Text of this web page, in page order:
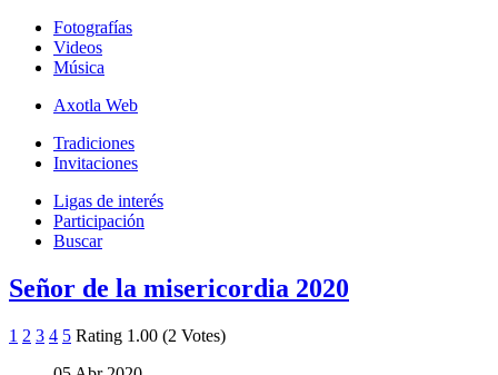
Fotografías
Videos
Música
Axotla Web
Tradiciones
Invitaciones
Ligas de interés
Participación
Buscar
Señor de la misericordia 2020
1 2 3 4 5 Rating 1.00 (2 Votes)